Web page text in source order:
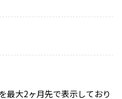
最大2ヶ月先で表示しており